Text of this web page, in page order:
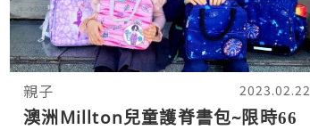
親子 2023.02.22
澳洲Millton兒童護脊書包~限時66